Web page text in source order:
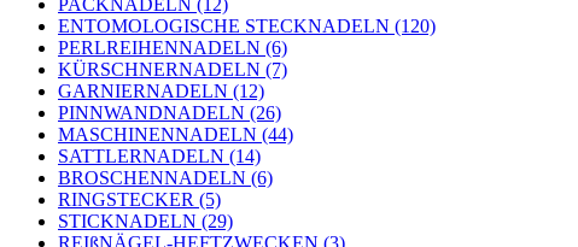
ENTOMOLOGISCHE STECKNADELN (120)
PERLREIHENNADELN (6)
KÜRSCHNERNADELN (7)
GARNIERNADELN (12)
PINNWANDNADELN (26)
MASCHINENNADELN (44)
SATTLERNADELN (14)
BROSCHENNADELN (6)
RINGSTECKER (5)
STICKNADELN (29)
REIßNÄGEL-HEFTZWECKEN (3)